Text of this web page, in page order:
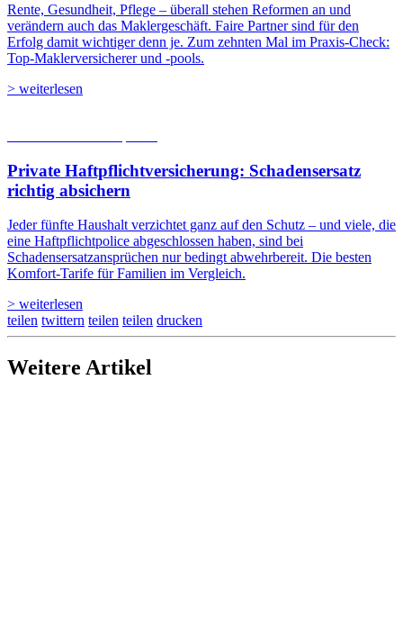
Rente, Gesundheit, Pflege – überall stehen Reformen an und
verändern auch das Maklergeschäft. Faire Partner sind für den
Erfolg damit wichtiger denn je. Zum zehnten Mal im Praxis-Check:
Top-Maklerversicherer und -pools.
> weiterlesen
Private Haftpflicht­versicherung: Schadensersatz
richtig absichern
Jeder fünfte Haushalt verzichtet ganz auf den Schutz – und viele, die
eine Haftpflichtpolice abgeschlossen haben, sind bei
Schadensersatzansprüchen nur bedingt abwehrbereit. Die besten
Komfort-Tarife für Familien im Vergleich.
> weiterlesen
teilen twittern teilen teilen drucken
Weitere Artikel